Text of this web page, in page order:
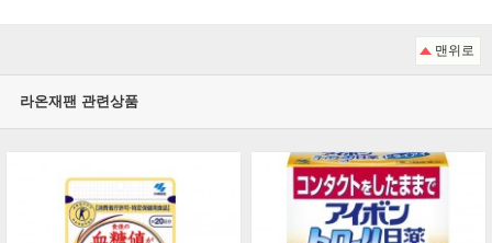
맨위로
라온재팬 관련상품